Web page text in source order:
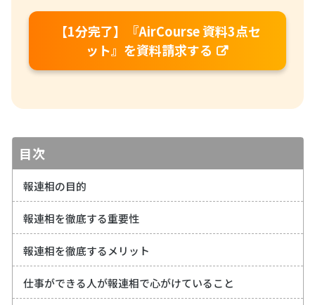
【1分完了】『AirCourse 資料3点セ
ット』を資料請求する
目次
報連相の目的
報連相を徹底する重要性
報連相を徹底するメリット
仕事ができる人が報連相で心がけていること